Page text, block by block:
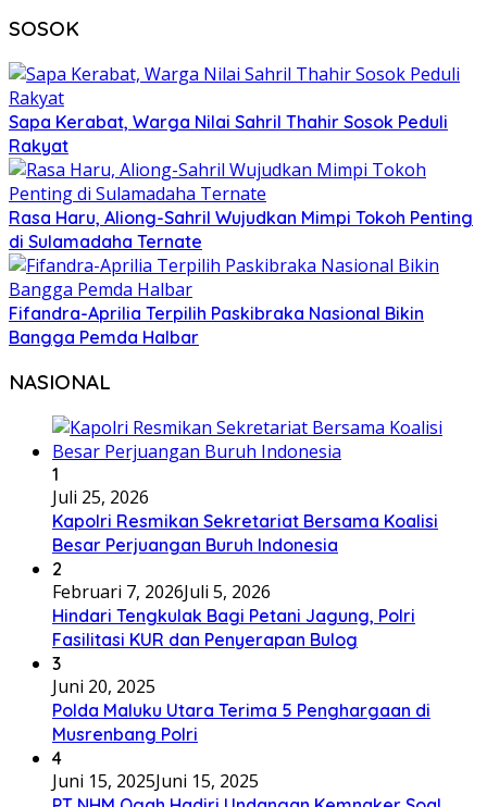
SOSOK
Sapa Kerabat, Warga Nilai Sahril Thahir Sosok Peduli
Rakyat
Rasa Haru, Aliong-Sahril Wujudkan Mimpi Tokoh Penting
di Sulamadaha Ternate
Fifandra-Aprilia Terpilih Paskibraka Nasional Bikin
Bangga Pemda Halbar
NASIONAL
1
Juli 25, 2026
Kapolri Resmikan Sekretariat Bersama Koalisi
Besar Perjuangan Buruh Indonesia
2
Februari 7, 2026Juli 5, 2026
Hindari Tengkulak Bagi Petani Jagung, Polri
Fasilitasi KUR dan Penyerapan Bulog
3
Juni 20, 2025
Polda Maluku Utara Terima 5 Penghargaan di
Musrenbang Polri
4
Juni 15, 2025Juni 15, 2025